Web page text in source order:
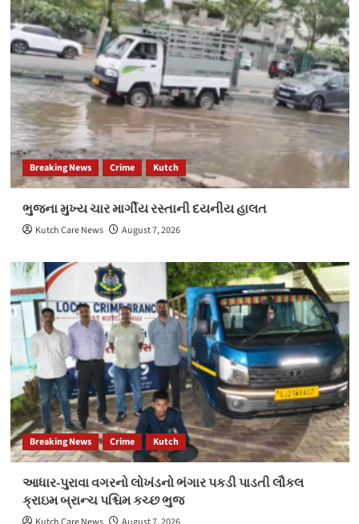
Breaking News Crime Kutch
ભુજના મુખ્ય ચાર માર્ગીય રસ્તાની દયનીય હાલત
Kutch Care News August 7, 2026
Breaking News Crime Kutch
આધાર-પુરાવા વગરનો લોખંડનો ભંગાર પકડી પાડતી લૌકલ
ક્રાઇમ બ્રાન્ચ પશ્ચિમ કચ્છ ભુજ